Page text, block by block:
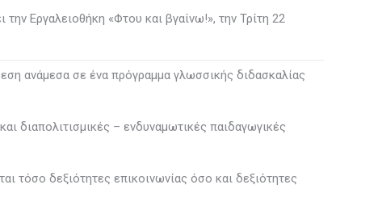
Εργαλειοθήκη «Φτου και βγαίνω!», την Τρίτη 22
ανάμεσα σε ένα πρόγραμμα γλωσσικής διδασκαλίας
διαπολιτισμικές – ενδυναμωτικές παιδαγωγικές
τόσο δεξιότητες επικοινωνίας όσο και δεξιότητες